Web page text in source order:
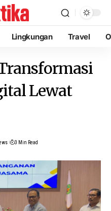
Lingkungan Travel
Lewat
3 Min Read